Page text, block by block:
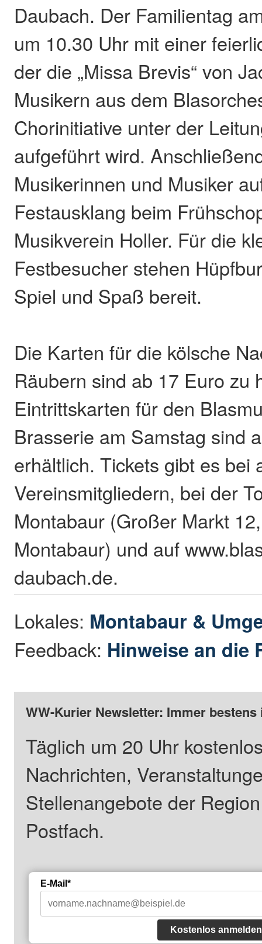
Daubach. Der Familientag
um 10.30 Uhr mit einer
der die „Missa Brevis“ von
Musikern aus dem
Chorinitiative unter der
aufgeführt wird.
Musikerinnen und Musiker
Festausklang beim
Musikverein Holler. Für die
Festbesucher stehen
Spiel und Spaß bereit.
Die Karten für die kölsche
Räubern sind ab 17 Euro zu
Eintrittskarten für den
Brasserie am Samstag sind
erhältlich. Tickets gibt es bei
Vereinsmitgliedern, bei der
Montabaur (Großer Markt
Montabaur) und auf
daubach.de.
Lokales: Montabaur &
Feedback: Hinweise an die
WW-Kurier Newsletter: Immer
Täglich um 20 Uhr
Nachrichten,
Stellenangebote der
Postfach.
E-Mail*
Kostenlos anmelden